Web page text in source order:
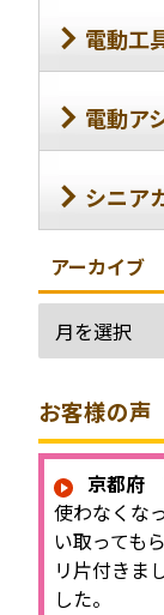
電動工
電動ア
シニア
アーカイブ
お客様の声
京都府
使わなくな
い取っても
リ片付きま
した。